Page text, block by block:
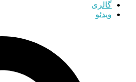
گالری
ویدئو